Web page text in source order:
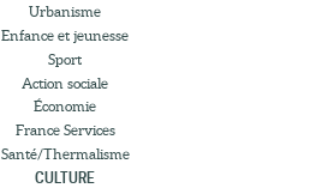
Urbanisme
Enfance et jeunesse
Sport
Action sociale
Économie
France Services
Santé/Thermalisme
CULTURE